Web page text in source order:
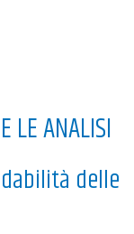
LE ANALISI
delle